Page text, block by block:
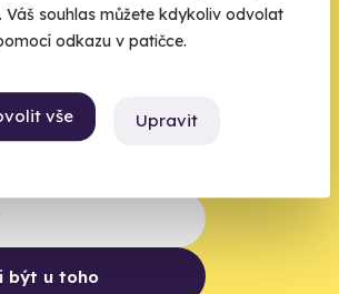
Váš souhlas můžete kdykoliv odvolat
odkazu v patičce.
vše Upravit
krok,
my
do světa, kde se žije naplno. Pojďte
být u toho